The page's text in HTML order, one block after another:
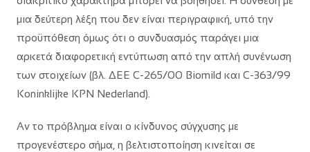
μια δεύτερη λέξη που δεν είναι περιγραφική, υπό την
προϋπόθεση όμως ότι ο συνδυασμός παράγει μια
αρκετά διαφορετική εντύπωση από την απλή συνένωση
των στοιχείων (βλ. ΔΕΕ C-265/00 Biomild και C-363/99
Koninklijke KPN Nederland).
Αν το πρόβλημα είναι ο κίνδυνος σύγχυσης με
προγενέστερο σήμα, η βελτιστοποίηση κινείται σε